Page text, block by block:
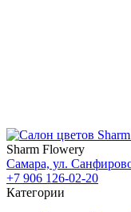
Sharm Flowery
Самара, ул.
+7 906 126-02-20
Категории